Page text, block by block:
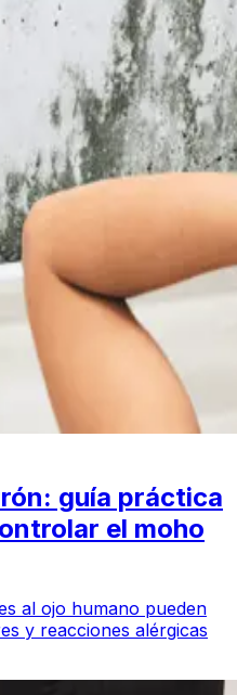
guía práctica
el moho
al ojo humano pueden
y reacciones alérgicas